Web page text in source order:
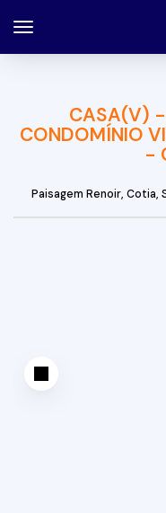
CASA(V)
CONDOMÍNIO
-
Paisagem Renoir, Cotia,